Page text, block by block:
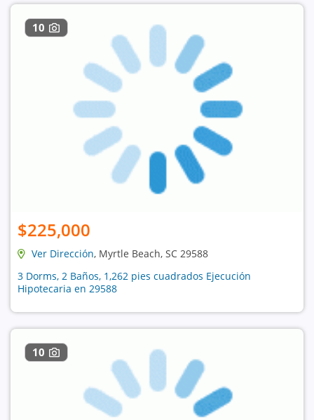
10
$225,000
Ver Dirección, Myrtle Beach, SC 29588
3 Dorms, 2 Baños, 1,262 pies cuadrados Ejecución
Hipotecaria en 29588
10